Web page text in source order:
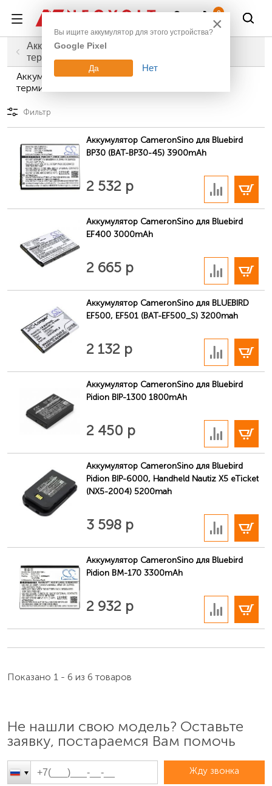
0
Главная
Промышленное оборудование
Аккумуляторы для сканеров штрих-кодов и
терминалов
Аккумуляторы для сканеров штрих-кодов и
терминалов Bluebird
Фильтр
Аккумулятор CameronSino для Bluebird
BP30 (BAT-BP30-45) 3900mAh
2 532 р
Аккумулятор CameronSino для Bluebird
EF400 3000mAh
2 665 р
Аккумулятор CameronSino для BLUEBIRD
EF500, EF501 (BAT-EF500_S) 3200mah
2 132 р
Аккумулятор CameronSino для Bluebird
Pidion BIP-1300 1800mAh
2 450 р
Аккумулятор CameronSino для Bluebird
Pidion BIP-6000, Handheld Nautiz X5 eTicket
(NX5-2004) 5200mah
3 598 р
Аккумулятор CameronSino для Bluebird
Pidion BM-170 3300mAh
2 932 р
Показано 1 - 6 из 6 товаров
Не нашли свою модель? Оставьте
заявку, постараемся Вам помочь
Жду звонка
×
Вы ищите аккумулятор для этого устройства?
Google Pixel
Да Нет